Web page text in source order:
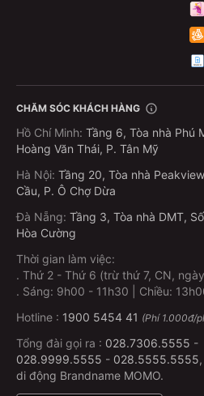
CHĂM SÓC KHÁCH HÀNG
Hồ Chí Minh: Tầng 6, Tòa nhà Phú
Hoàng Văn Thái, P. Tân Mỹ
Hà Nội: Tầng 20, Tòa nhà
Cầu, P. Ô Chợ Dừa
Đà Nẵng: Tầng 3, Tòa nhà DMT,
Hòa Cường
Thời gian làm việc:
. Thứ 2 - Thứ 6 (trừ thứ 7, CN,
. Sáng: 9h00 - 11h30 | Chiều:
Hotline : 1900 5454 41 (Phí 1.000đ/
Tổng đài gọi ra : 028.7306.5555 -
028.9999.5555 - 028.5555.5555
di động Brandname MOMO.